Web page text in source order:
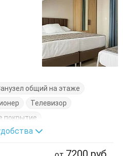
общий на этаже
Телевизор
покрытие
Терраса